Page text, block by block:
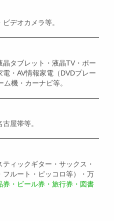
デオカメラ等。
晶タブレット・液晶TV・ポー
・AV情報家電（DVDプレー
機・カーナビ等。
屋帯等。
ィックギター・サックス・
フルート・ピッコロ等）・万
券・ビール券・旅行券・図書